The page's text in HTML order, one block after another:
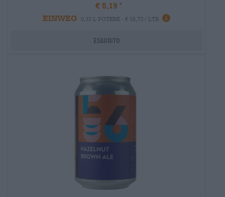
€ 5,19
EINWEG
0,33 L POTERE - € 15,73 / LTR
Esaurito